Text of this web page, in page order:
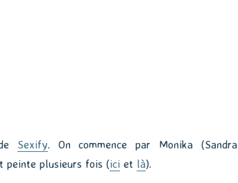
Sexify. On commence par Monika (Sandra
peinte plusieurs fois (iciet là).